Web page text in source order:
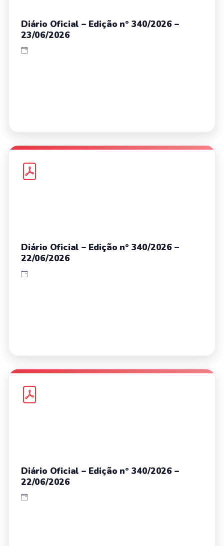
Diário Oficial – Edição nº 340/2026 –
23/06/2026
Diário Oficial – Edição nº 340/2026 –
22/06/2026
Diário Oficial – Edição nº 340/2026 –
22/06/2026